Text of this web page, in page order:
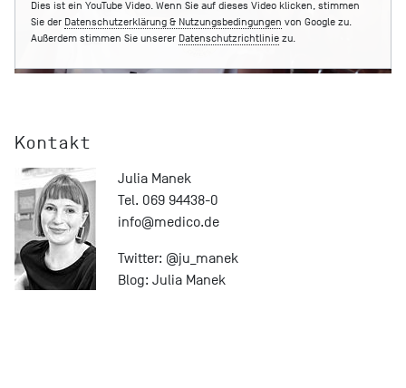
Dies ist ein YouTube Video. Wenn Sie auf dieses Video klicken, stimmen
Sie der Datenschutzerklärung & Nutzungsbedingungen von Google zu.
Außerdem stimmen Sie unserer Datenschutzrichtliniezu.
Kontakt
Julia Manek
Tel. 069 94438-0
info@medico.de
Twitter: @ju_manek
Blog: Julia Manek